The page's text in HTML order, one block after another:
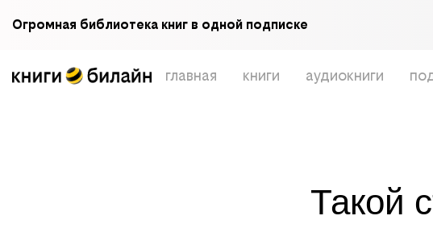
Огромная библиотека книг в одной подписке
главная книги аудиокниги
Такой